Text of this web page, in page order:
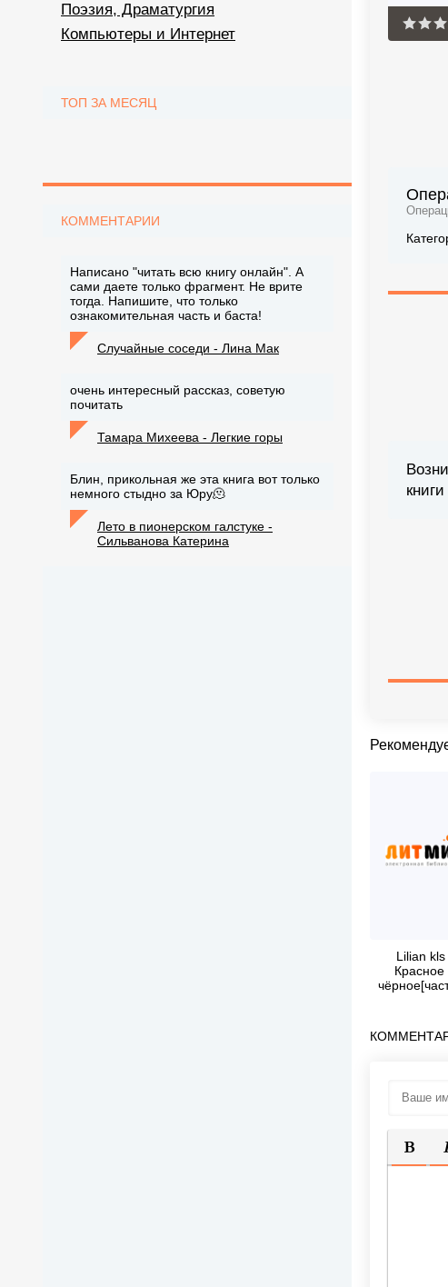
Lilian kls
Красное
Поэзия, Драматургия
Компьютеры и Интернет
ТОП ЗА МЕСЯЦ
КОММЕНТАРИИ
Написано "читать всю книгу онлайн". А
сами даете только фрагмент. Не врите
тогда. Напишите, что только
ознакомительная часть и баста!
Случайные соседи - Лина Мак
очень интересный рассказ, советую
почитать
Тамара Михеева - Легкие горы
Блин, прикольная же эта книга вот только
немного стыдно за Юру🫠
Лето в пионерском галстуке -
Сильванова Катерина